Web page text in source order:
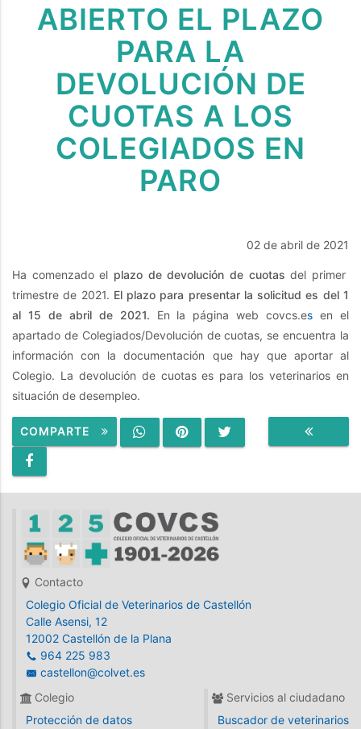
ABIERTO EL PLAZO
PARA LA
DEVOLUCIÓN DE
CUOTAS A LOS
COLEGIADOS EN
PARO
02 de abril de 2021
Ha comenzado el plazo de devolución de cuotas del primer
trimestre de 2021. El plazo para presentar la solicitud es del 1
al 15 de abril de 2021. En la página web covcs.es en el
apartado de Colegiados/Devolución de cuotas, se encuentra la
información con la documentación que hay que aportar al
Colegio. La devolución de cuotas es para los veterinarios en
situación de desempleo.
COMPARTE
Contacto
Colegio Oficial de Veterinarios de Castellón
Calle Asensi, 12
12002 Castellón de la Plana
964 225 983
castellon@colvet.es
Colegio
Protección de datos
Servicios al ciudadano
Buscador de veterinarios